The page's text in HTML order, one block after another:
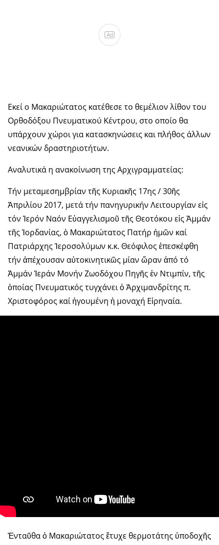
Ad
Εκεί ο Μακαριώτατος κατέθεσε το θεμέλιον λίθον του
Ορθοδόξου Πνευματικού Κέντρου, στο οποίο θα
υπάρχουν χώροι για κατασκηνώσεις και πλήθος άλλων
νεανικών δραστηριοτήτων.
Αναλυτικά η ανακοίνωση της Αρχιγραμματείας:
Τήν μεταμεσημβρίαν τῆς Κυριακῆς 17ης / 30ῆς
Ἀπριλίου 2017, μετά τήν πανηγυρικήν Λειτουργίαν εἰς
τόν Ἱερόν Ναόν Εὐαγγελισμοῦ τῆς Θεοτόκου εἰς Ἀμμάν
τῆς Ἰορδανίας, ὁ Μακαριώτατος Πατήρ ἡμῶν καί
Πατριάρχης Ἱεροσολύμων κ.κ. Θεόφιλος ἐπεσκέφθη
τήν ἀπέχουσαν αὐτοκινητικῶς μίαν ὥραν ἀπό τό
Ἀμμάν Ἱεράν Μονήν Ζωοδόχου Πηγῆς ἐν Ντιμπίν, τῆς
ὁποίας Πνευματικός τυγχάνει ὁ Ἀρχιμανδρίτης π.
Χριστοφόρος καί ἡγουμένη ἡ μοναχή Εἰρηναία.
Ἐνταῦθα ὁ Μακαριώτατος ἔτυχε θερμοτάτης ὑποδοχῆς